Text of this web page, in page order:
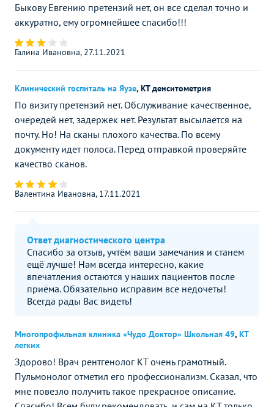
Быкову Евгению претензий нет, он все сделал точно и
аккуратно, ему огромнейшее спасибо!!!
Галина Ивановна, 27.11.2021
Клинический госпиталь на Яузе, КТ денситометрия
По визиту претензий нет. Обслуживание качественное,
очередей нет, задержек нет. Результат высылается на
почту. Но! На сканы плохого качества. По всему
документу идет полоса. Перед отправкой проверяйте
качество сканов.
Валентина Ивановна, 17.11.2021
Ответ диагностического центра
Спасибо за отзыв, учтём ваши замечания и станем
ещё лучше! Нам всегда интересно, какие
впечатления остаются у наших пациентов после
приёма. Обязательно исправим все недочеты!
Всегда рады Вас видеть!
Многопрофильная клиника «Чудо Доктор» Школьная 49, КТ
легких
Здорово! Врач рентгенолог КТ очень грамотный.
Пульмонолог отметил его профессионализм. Сказал, что
мне повезло получить такое прекрасное описание.